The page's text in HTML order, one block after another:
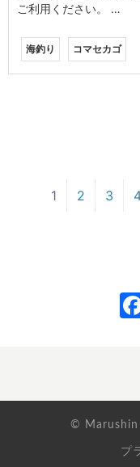
ご利用ください。 …
海釣り コマセカゴ
1 2 3
© Marushin
プ